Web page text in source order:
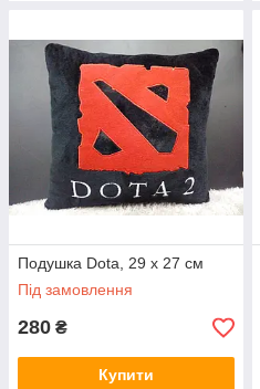
Подушка Dota, 29 х 27 см
Під замовлення
280 ₴
Купити